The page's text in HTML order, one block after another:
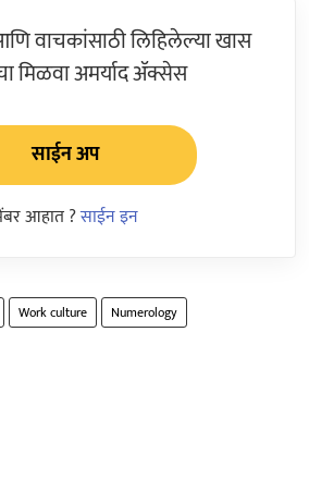
वाचकांसाठी लिहिलेल्या खास
मिळवा अमर्याद ॲक्सेस
साईन अप
आहात ?साईन इन
Work culture
Numerology